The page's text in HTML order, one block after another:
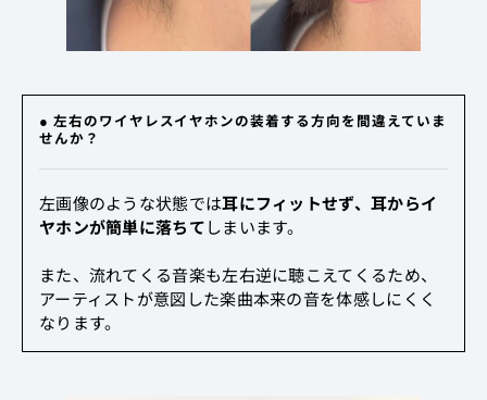
● 左右のワイヤレスイヤホンの装着する方向を間違えていま
せんか？
左画像のような状態では耳にフィットせず、耳からイ
ヤホンが簡単に落ちてしまいます。
また、流れてくる音楽も左右逆に聴こえてくるため、
アーティストが意図した楽曲本来の音を体感しにくく
なります。